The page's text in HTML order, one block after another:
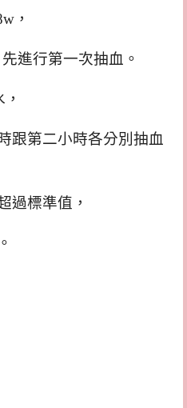
，
進行第一次抽血。
跟第二小時各分別抽血
過標準值，